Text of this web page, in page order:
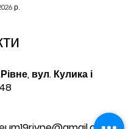
р.
вул. Кулика і